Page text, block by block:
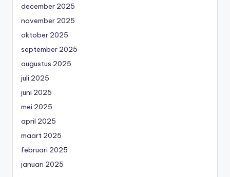
december 2025
november 2025
oktober 2025
september 2025
augustus 2025
juli 2025
juni 2025
mei 2025
april 2025
maart 2025
februari 2025
januari 2025